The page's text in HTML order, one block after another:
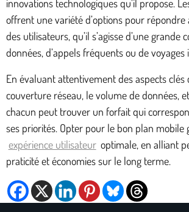
innovations technologiques qu’il propose.
offrent une variété d’options pour répondre
des utilisateurs, qu’il s’agisse d’une grande
données, d’appels fréquents ou de voyages
En évaluant attentivement des aspects clés
couverture réseau, le volume de données,
chacun peut trouver un forfait qui
ses priorités. Opter pour le bon plan mobile
expérience utilisateur optimale, en alliant
praticité et économies sur le long terme.